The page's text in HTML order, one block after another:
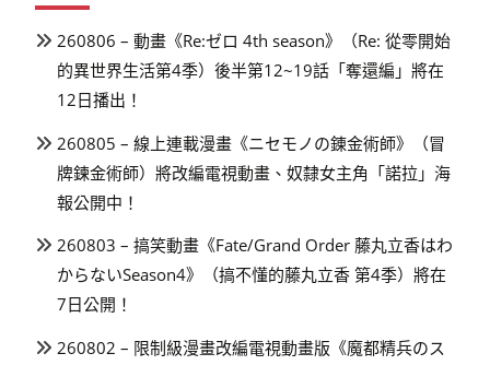
260806 – 動畫《Re:ゼロ 4th season》（Re: 從零開始
的異世界生活第4季）後半第12~19話「奪還編」將在
12日播出！
260805 – 線上連載漫畫《ニセモノの錬金術師》（冒
牌鍊金術師）將改編電視動畫、奴隸女主角「諾拉」海
報公開中！
260803 – 搞笑動畫《Fate/Grand Order 藤丸立香はわ
からないSeason4》（搞不懂的藤丸立香 第4季）將在
7日公開！
260802 – 限制級漫畫改編電視動畫版《魔都精兵のス